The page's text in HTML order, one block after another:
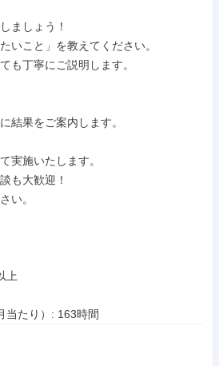
ましょう！
いこと」を教えてください。
も丁寧にご説明します。
結果をご案内します。
実施いたします。
も大歓迎！
い。
上
当たり）: 163時間